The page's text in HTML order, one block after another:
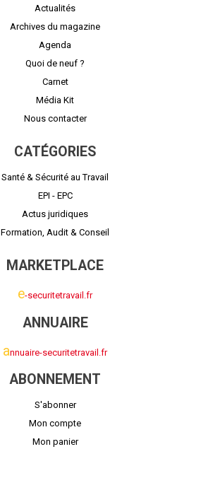
Actualités
Archives du magazine
Agenda
Quoi de neuf ?
Carnet
Média Kit
Nous contacter
CATÉGORIES
Santé & Sécurité au Travail
EPI - EPC
Actus juridiques
Formation, Audit & Conseil
MARKETPLACE
e-securitetravail.fr
ANNUAIRE
annuaire-securitetravail.fr
ABONNEMENT
S'abonner
Mon compte
Mon panier